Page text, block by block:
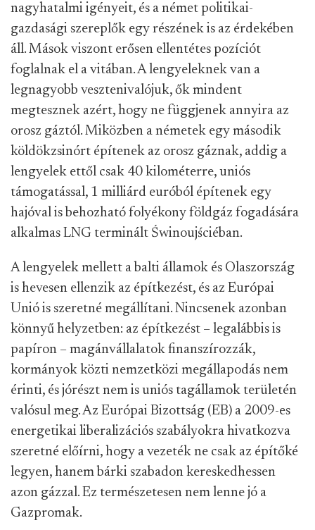
nagyhatalmi igényeit, és a német politikai-
gazdasági szereplők egy részének is az érdekében
áll. Mások viszont erősen ellentétes pozíciót
foglalnak el a vitában. A lengyeleknek van a
legnagyobb vesztenivalójuk, ők mindent
megtesznek azért, hogy ne függjenek annyira az
orosz gáztól. Miközben a németek egy második
köldökzsinórt építenek az orosz gáznak, addig a
lengyelek ettől csak 40 kilométerre, uniós
támogatással, 1 milliárd euróból építenek egy
hajóval is behozható folyékony földgáz fogadására
alkalmas LNG terminált Świnoujściéban.
A lengyelek mellett a balti államok és Olaszország
is hevesen ellenzik az építkezést, és az Európai
Unió is szeretné megállítani. Nincsenek azonban
könnyű helyzetben: az építkezést – legalábbis is
papíron – magánvállalatok finanszírozzák,
kormányok közti nemzetközi megállapodás nem
érinti, és jórészt nem is uniós tagállamok területén
valósul meg. Az Európai Bizottság (EB) a 2009-es
energetikai liberalizációs szabályokra hivatkozva
szeretné előírni, hogy a vezeték ne csak az építőké
legyen, hanem bárki szabadon kereskedhessen
azon gázzal. Ez természetesen nem lenne jó a
Gazpromak.